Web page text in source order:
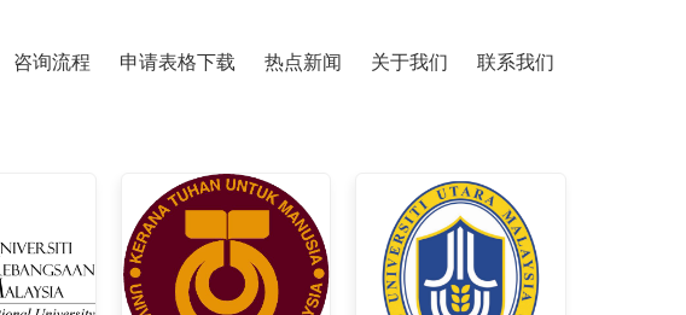
咨询流程 申请表格下载 热点新闻 关于我们 联系我们